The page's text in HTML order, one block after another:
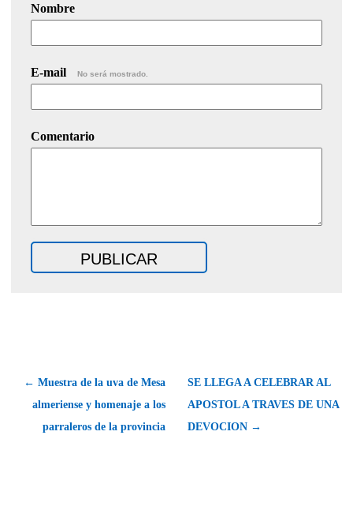
Nombre
E-mail No será mostrado.
Comentario
← Muestra de la uva de Mesa
almeriense y homenaje a los
parraleros de la provincia
SE LLEGA A CELEBRAR AL
APOSTOL A TRAVES DE UNA
DEVOCION →